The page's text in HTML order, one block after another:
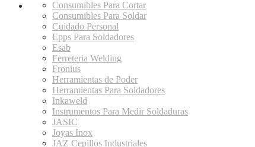
Consumibles Para Cortar
Consumibles Para Soldar
Cuidado Personal
Epps Para Soldadores
Esab
Ferreteria Welding
Fronius
Herramientas de Poder
Herramientas Para Soldadores
Inkaweld
Instrumentos Para Medir Soldaduras
JASIC
Joyas Inox
JAZ Cepillos Industriales